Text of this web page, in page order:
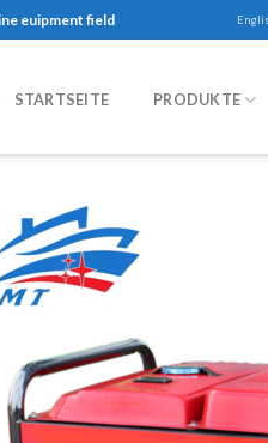
euipment field
STARTSEITE PRODUKTE